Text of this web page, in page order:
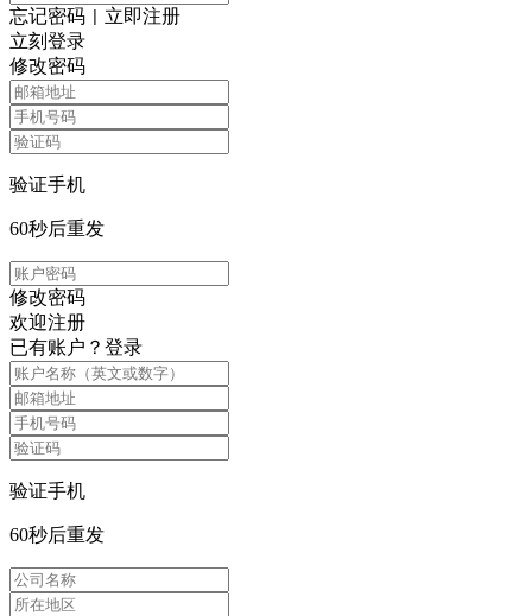
忘记密码
立即注册
立刻登录
修改密码
验证手机
60秒后重发
修改密码
欢迎注册
已有账户？ 登录
验证手机
60秒后重发